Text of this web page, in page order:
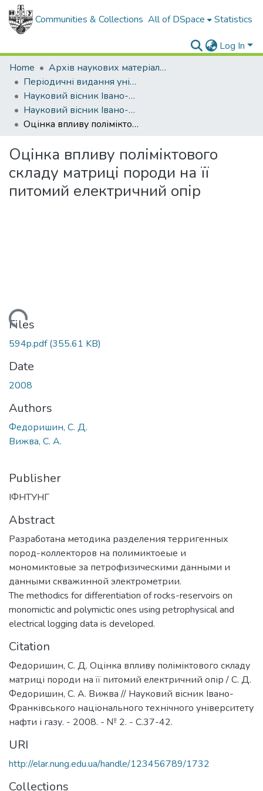
Communities & Collections All of DSpace Statistics
Log In
Home
Архів наукових матеріалів
Періодичні видання університету
Науковий вісник Івано-Франківського національного технічного університету нафти і газу
Науковий вісник Івано-Франківського національного технічного університету нафти і газу - 2008 - №2
Оцінка впливу поліміктового складу матриці породи на її питомий електричний опір
Оцінка впливу поліміктового
складу матриці породи на її
питомий електричний опір
Loading...
Files
594p.pdf(355.61 KB)
Date
2008
Authors
Федоришин, С. Д.
Вижва, С. А.
Publisher
ІФНТУНГ
Abstract
Разработана методика разделения терригенных
пород-коллекторов на полимиктоеые и
мономиктовые за петрофизическими данными и
данными скважинной электрометрии.
The methodics for differentiation of rocks-reservoirs on
monomictic and polymictic ones using petrophysical and
electrical logging data is developed.
Citation
Федоришин, С. Д. Оцінка впливу поліміктового складу
матриці породи на її питомий електричний опір / С. Д.
Федоришин, С. А. Вижва // Науковий вісник Івано-
Франківського національного технічного університету
нафти і газу. - 2008. - № 2. - С.37-42.
URI
http://elar.nung.edu.ua/handle/123456789/1732
Collections